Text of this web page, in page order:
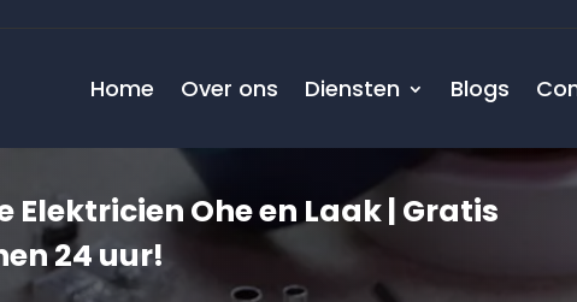
Home Over ons Diensten Blogs
Elektricien Ohe en Laak | Gratis
24 uur!